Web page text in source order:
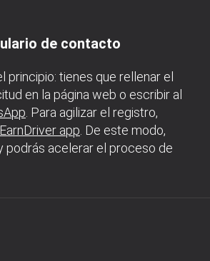
de contacto
principio: tienes que rellenar el
en la página web o escribir al
. Para agilizar el registro,
EarnDriver app . De este modo,
podrás acelerar el proceso de